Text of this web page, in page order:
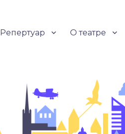
Репертуар О театре